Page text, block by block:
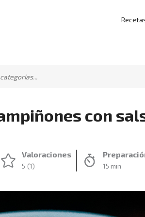
con
Valoraciones
5 (1) 15 min